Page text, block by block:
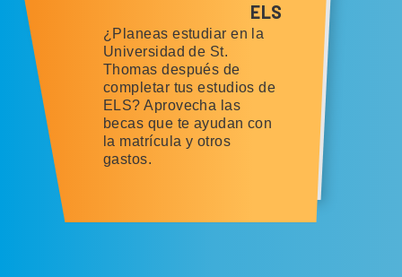
ELS
¿Planeas estudiar en la
Universidad de St.
Thomas después de
completar tus estudios de
ELS? Aprovecha las
becas que te ayudan con
la matrícula y otros
gastos.